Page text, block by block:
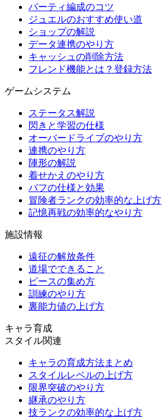
パーティ編成のコツ
ジュエルのおすすめ使い道
ショップの解説
データ連携のやり方
キャッシュの削除方法
フレンド機能とは？登録方法
ゲームシステム
ステータス解説
閃きと学習の仕様
オーバードライブのやり方
連携のやり方
陣形の解説
着せかえのやり方
バフの仕様と効果
冒険者ランクの効率的な上げ方
記憶再戦の効率的なやり方
施設情報
遠征の解放条件
道場でできること
ピースの集め方
訓練のやり方
裏能力値の上げ方
キャラ育成
スタイル関連
キャラの育成方法まとめ
スタイルレベルの上げ方
限界突破のやり方
継承のやり方
技ランクの効率的な上げ方